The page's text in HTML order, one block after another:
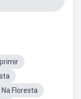
Floresta